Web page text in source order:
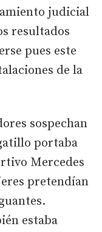
judicial
resultados
pues este
de la
sospechan
portaba
Mercedes
pretendían
estaba